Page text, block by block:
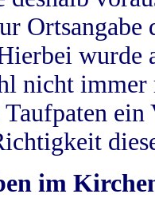
wurde
nicht
im